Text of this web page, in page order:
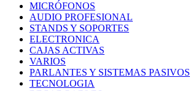
MICRÓFONOS
AUDIO PROFESIONAL
STANDS Y SOPORTES
ELECTRONICA
CAJAS ACTIVAS
VARIOS
PARLANTES Y SISTEMAS PASIVOS
TECNOLOGIA